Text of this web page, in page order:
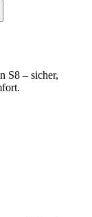
S8 – sicher,